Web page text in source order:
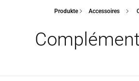
Produkte Accessoires